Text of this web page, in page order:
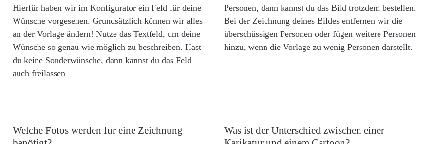
Hierfür haben wir im Konfigurator ein Feld für deine
Wünsche vorgesehen. Grundsätzlich können wir alles
an der Vorlage ändern! Nutze das Textfeld, um deine
Wünsche so genau wie möglich zu beschreiben. Hast
du keine Sonderwünsche, dann kannst du das Feld
auch freilassen
Personen, dann kannst du das Bild trotzdem bestellen.
Bei der Zeichnung deines Bildes entfernen wir die
überschüssigen Personen oder fügen weitere Personen
hinzu, wenn die Vorlage zu wenig Personen darstellt.
Welche Fotos werden für eine Zeichnung
Was ist der Unterschied zwischen einer